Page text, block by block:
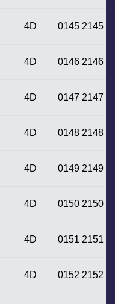
4D 0145 2145
4D 0146 2146
4D 0147 2147
4D 0148 2148
4D 0149 2149
4D 0150 2150
4D 0151 2151
4D 0152 2152